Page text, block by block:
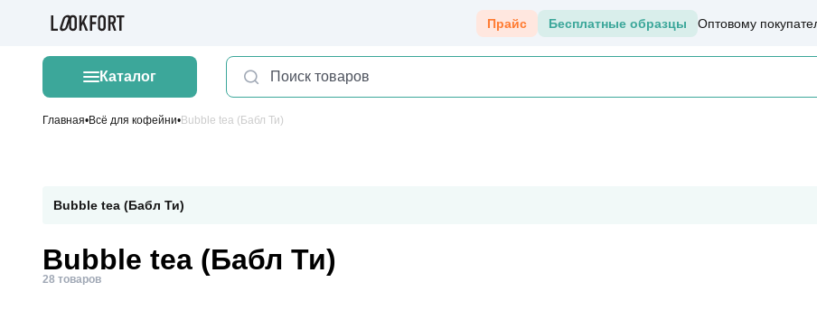
Прайс Бесплатные образцы Оптовому
Каталог
Главная Всё для кофейни Bubble tea (Бабл Ти)
Bubble tea (Бабл Ти)
Bubble tea (Бабл Ти)
28 товаров